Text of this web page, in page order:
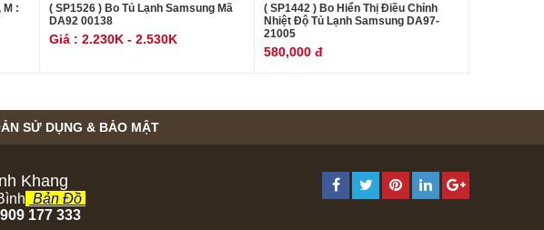
M :
( SP1526 ) Bo Tủ Lạnh Samsung Mã
DA92 00138
Giá : 2.230K - 2.530K
( SP1442 ) Bo Hiển Thị Điều Chỉnh
Nhiệt Độ Tủ Lạnh Samsung DA97-
21005
580,000 đ
SỬ DỤNG & BẢO MẬT
Khang
Bản Đồ
177 333